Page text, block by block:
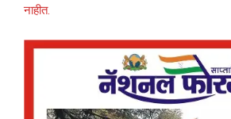
नाहीत.